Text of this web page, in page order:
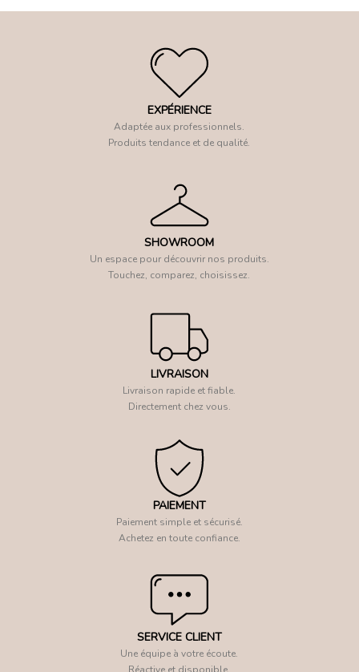
EXPÉRIENCE
Adaptée aux professionnels.
Produits tendance et de qualité.
SHOWROOM
Un espace pour découvrir nos produits.
Touchez, comparez, choisissez.
LIVRAISON
Livraison rapide et fiable.
Directement chez vous.
PAIEMENT
Paiement simple et sécurisé.
Achetez en toute confiance.
SERVICE CLIENT
Une équipe à votre écoute.